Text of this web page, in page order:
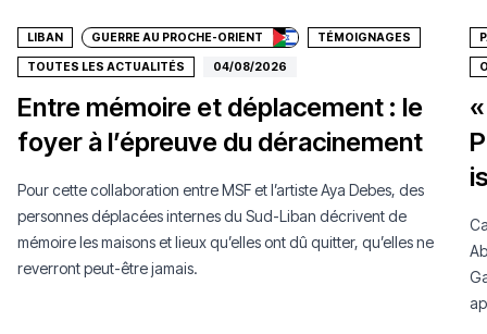
LIBAN GUERRE AU PROCHE-ORIENT TÉMOIGNAGES
TOUTES LES ACTUALITÉS 04/08/2026
Entre mémoire et déplacement : le
foyer à l’épreuve du déracinement
Pour cette collaboration entre MSF et l’artiste Aya Debes, des
personnes déplacées internes du Sud-Liban décrivent de
mémoire les maisons et lieux qu’elles ont dû quitter, qu’elles ne
reverront peut-être jamais.